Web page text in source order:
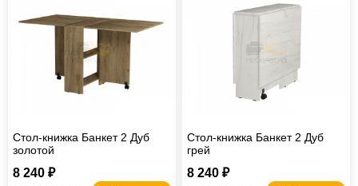
из
Садовая
Косметологическое
оборудование
Стол-книжка Банкет 2 Дуб
золотой
8 240 ₽
Стол-книжка Банкет 2 Дуб
грей
8 240 ₽